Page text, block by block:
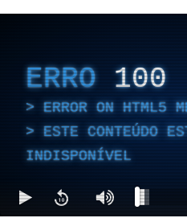
ERRO 100
ERROR ON HTML5
ESTE CONTEÚDO
INDISPONÍVEL